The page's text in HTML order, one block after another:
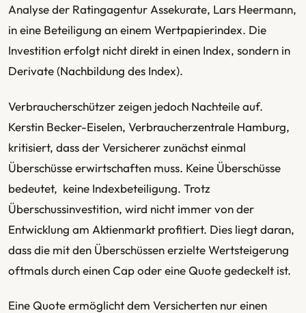
Analyse der Ratingagentur Assekurate, Lars Heermann,
in eine Beteiligung an einem Wertpapierindex. Die
Investition erfolgt nicht direkt in einen Index, sondern in
Derivate (Nachbildung des Index).
Verbraucherschützer zeigen jedoch Nachteile auf.
Kerstin Becker-Eiselen, Verbraucherzentrale Hamburg,
kritisiert, dass der Versicherer zunächst einmal
Überschüsse erwirtschaften muss. Keine Überschüsse
bedeutet, keine Indexbeteiligung. Trotz
Überschussinvestition, wird nicht immer von der
Entwicklung am Aktienmarkt profitiert. Dies liegt daran,
dass die mit den Überschüssen erzielte Wertsteigerung
oftmals durch einen Cap oder eine Quote gedeckelt ist.
Eine Quote ermöglicht dem Versicherten nur einen